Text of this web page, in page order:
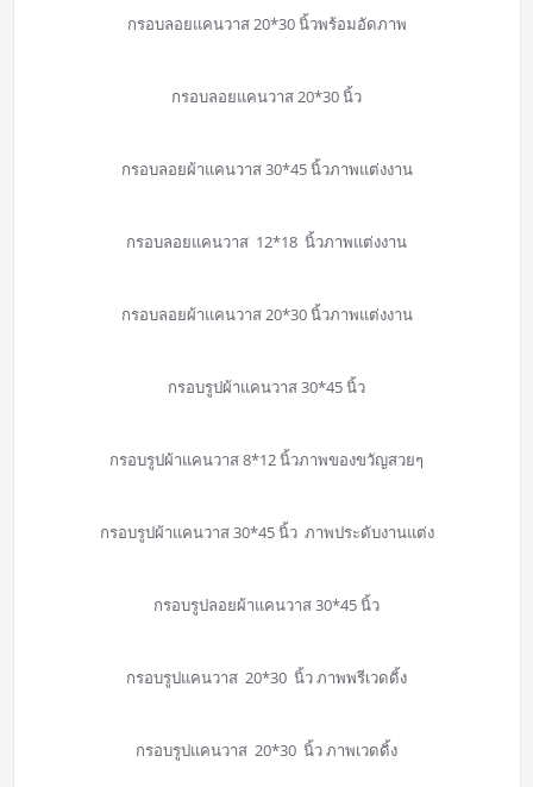
กรอบลอยแคนวาส 20*30 นิ้วพร้อมอัดภาพ
กรอบลอยแคนวาส 20*30 นิ้ว
กรอบลอยผ้าแคนวาส 30*45 นิ้วภาพแต่งงาน
กรอบลอยแคนวาส 12*18 นิ้วภาพแต่งงาน
กรอบลอยผ้าแคนวาส 20*30 นิ้วภาพแต่งงาน
กรอบรูปผ้าแคนวาส 30*45 นิ้ว
กรอบรูปผ้าแคนวาส 8*12 นิ้วภาพของขวัญสวยๆ
กรอบรูปผ้าแคนวาส 30*45 นิ้ว ภาพประดับงานแต่ง
กรอบรูปลอยผ้าแคนวาส 30*45 นิ้ว
กรอบรูปแคนวาส 20*30 นิ้ว ภาพพรีเวดดิ้ง
กรอบรูปแคนวาส 20*30 นิ้ว ภาพเวดดิ้ง